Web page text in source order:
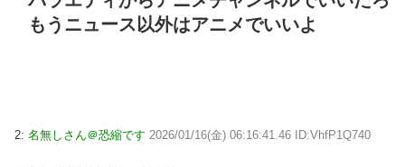
もうニュース以外はアニメでいいよ
2: 名無しさん＠恐縮です 2026/01/16(金) 06:16:41.46 ID:VhfP1Q740